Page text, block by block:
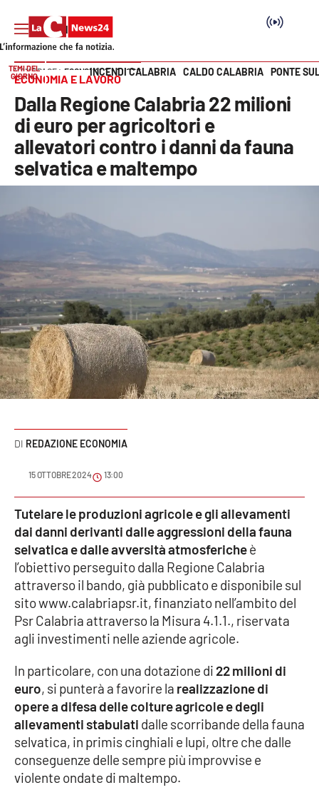
SEZIONI
Cronaca
Politica
Attualità
Economia e lavoro
Italia Mondo
Sanità
Sport
Cultura
Podcast
Meteo
Editoriali
VIDEO
Ambiente
Cronaca
Cultura
Economia e Lavoro
Politica
Sanità
Vai
TEMI DEL
GIORNO
INCENDI CALABRIA CALDO CALABRIA PONTE
HOME PAGE ECONOMIA E LAVORO
ECONOMIA E LAVORO
Dalla Regione Calabria 22 milioni
di euro per agricoltori e
allevatori contro i danni da fauna
selvatica e maltempo
REDAZIONE ECONOMIA
15 OTTOBRE 2024 13:00
Tutelare le produzioni agricole e gli allevamenti
dai danni derivanti dalle aggressioni della fauna
selvatica e dalle avversità atmosfericheè
l’obiettivo perseguito dalla Regione Calabria
attraverso il bando, già pubblicato e disponibile sul
sito www.calabriapsr.it, finanziato nell’ambito del
Psr Calabria attraverso la Misura 4.1.1., riservata
agli investimenti nelle aziende agricole.
In particolare, con una dotazione di 22 milioni di
euro, si punterà a favorire la realizzazione di
opere a difesa delle colture agricole e degli
allevamentistabulati dalle scorribande della fauna
selvatica, in primis cinghiali e lupi, oltre che dalle
conseguenze delle sempre più improvvise e
violente ondate di maltempo.